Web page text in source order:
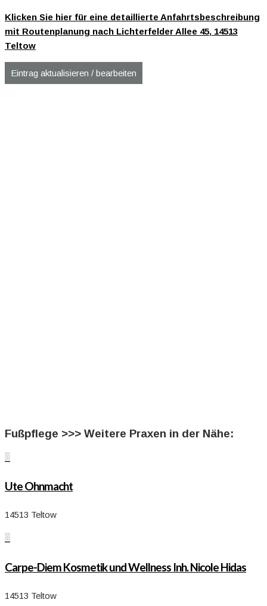
Klicken Sie hier für eine detaillierte Anfahrtsbeschreibung
mit Routenplanung nach Lichterfelder Allee 45, 14513
Teltow
Fußpflege >>> Weitere Praxen in der Nähe:

Ute Ohnmacht
14513 Teltow

Carpe-Diem Kosmetik und Wellness Inh. Nicole Hidas
14513 Teltow